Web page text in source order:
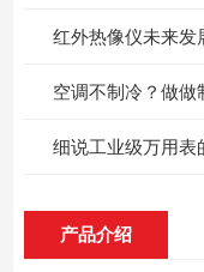
红外热像仪未来发
空调不制冷？做做
细说工业级万用表
产品介绍